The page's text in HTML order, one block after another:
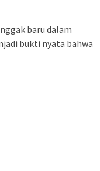
baru dalam
bukti nyata bahwa